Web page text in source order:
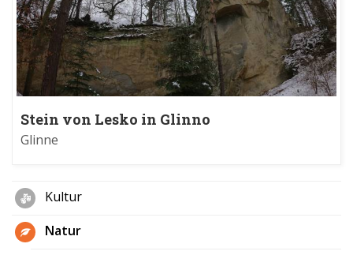
Stein von Lesko in Glinno
Glinne
Kultur
Natur